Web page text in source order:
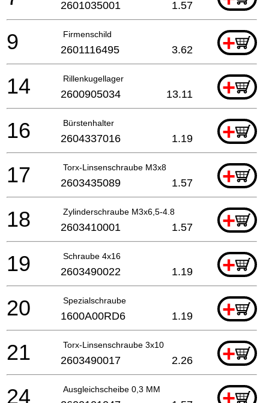
2601035001 1.57
Firmenschild +
9 2601116495 3.62
Rillenkugellager +
14 2600905034 13.11
Bürstenhalter +
16 2604337016 1.19
Torx-Linsenschraube M3x8 +
17 2603435089 1.57
Zylinderschraube M3x6,5-4.8 +
18 2603410001 1.57
Schraube 4x16 +
19 2603490022 1.19
Spezialschraube +
20 1600A00RD6 1.19
Torx-Linsenschraube 3x10 +
21 2603490017 2.26
Ausgleichscheibe 0,3 MM
24